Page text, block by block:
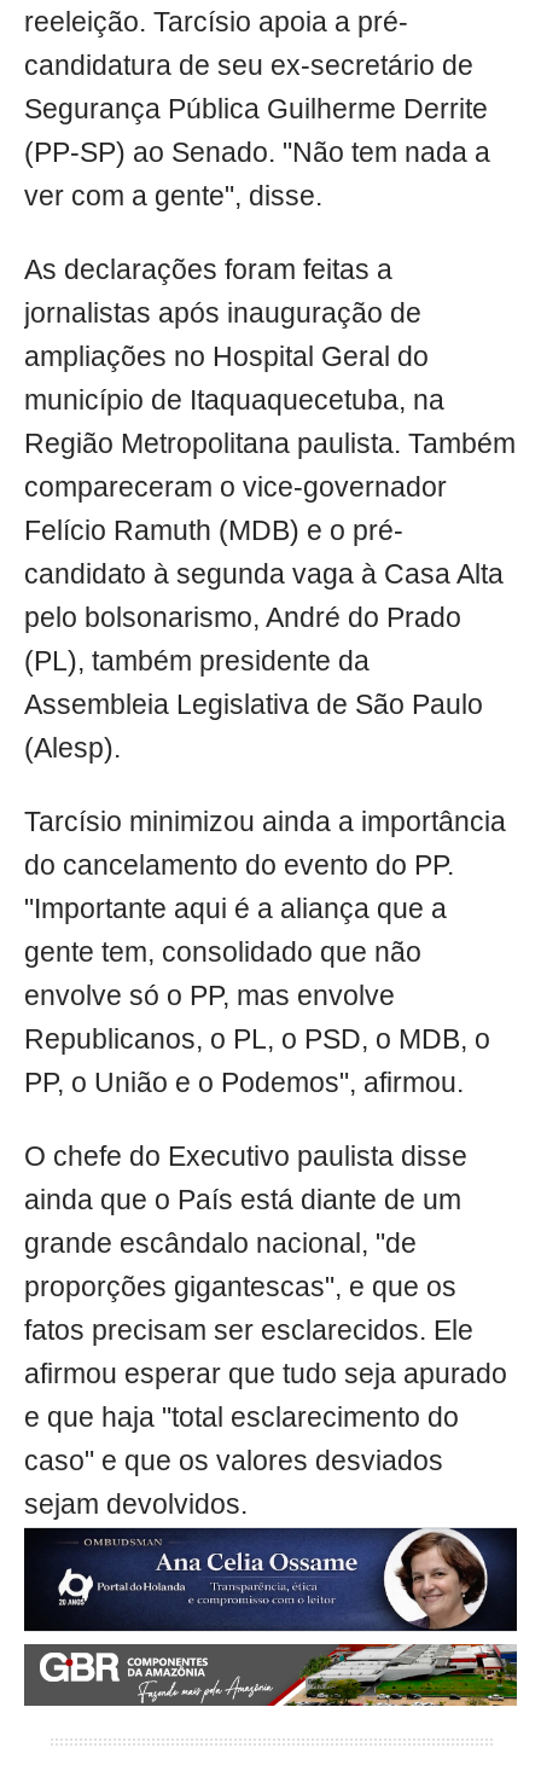
reeleição. Tarcísio apoia a pré-
candidatura de seu ex-secretário de
Segurança Pública Guilherme Derrite
(PP-SP) ao Senado. "Não tem nada a
ver com a gente", disse.
As declarações foram feitas a
jornalistas após inauguração de
ampliações no Hospital Geral do
município de Itaquaquecetuba, na
Região Metropolitana paulista. Também
compareceram o vice-governador
Felício Ramuth (MDB) e o pré-
candidato à segunda vaga à Casa Alta
pelo bolsonarismo, André do Prado
(PL), também presidente da
Assembleia Legislativa de São Paulo
(Alesp).
Tarcísio minimizou ainda a importância
do cancelamento do evento do PP.
"Importante aqui é a aliança que a
gente tem, consolidado que não
envolve só o PP, mas envolve
Republicanos, o PL, o PSD, o MDB, o
PP, o União e o Podemos", afirmou.
O chefe do Executivo paulista disse
ainda que o País está diante de um
grande escândalo nacional, "de
proporções gigantescas", e que os
fatos precisam ser esclarecidos. Ele
afirmou esperar que tudo seja apurado
e que haja "total esclarecimento do
caso" e que os valores desviados
sejam devolvidos.